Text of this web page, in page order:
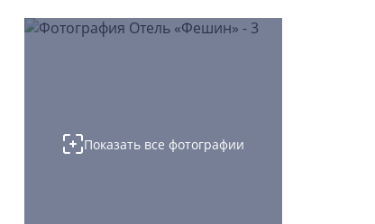
Показать все фотографии